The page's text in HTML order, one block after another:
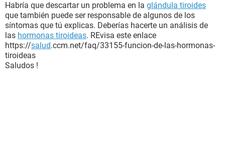
Habría que descartar un problema en la glándula tiroides
que también puede ser responsable de algunos de los
síntomas que tú explicas. Deberías hacerte un análisis de
las hormonas tiroideas. REvisa este enlace
https://salud.ccm.net/faq/33155-funcion-de-las-hormonas-
tiroideas
Saludos !